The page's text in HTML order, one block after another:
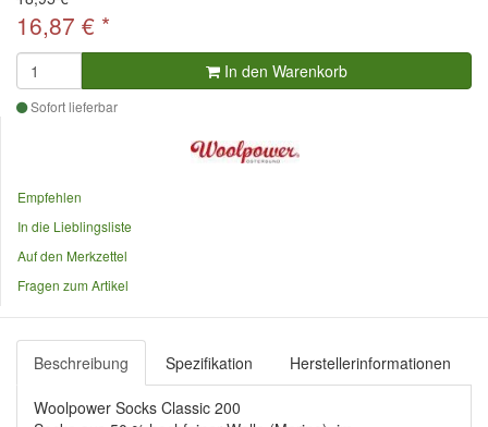
16,87 € *
In den Warenkorb
Sofort lieferbar
Empfehlen
In die Lieblingsliste
Auf den Merkzettel
Fragen zum Artikel
Beschreibung Spezifikation Herstellerinformationen
Woolpower Socks Classic 200